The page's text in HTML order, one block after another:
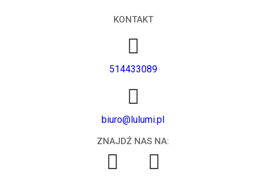
KONTAKT
514433089
biuro@lulumi.pl
ZNAJDŹ NAS NA: